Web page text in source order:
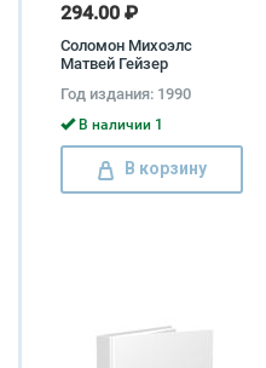
294.00 ₽
Соломон Михоэлс
Матвей Гейзер
Год издания: 1990
В наличии 1
В корзину